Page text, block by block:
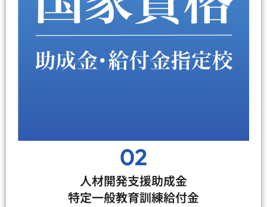
02
人材開発支援助成金
特定一般教育訓練給付金